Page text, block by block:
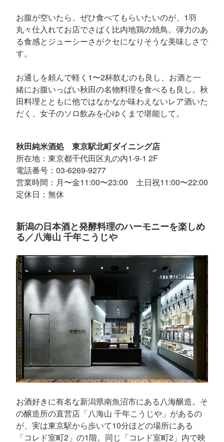
お腹が空いたら、ぜひ食べてもらいたいのが、1羽
丸々仕入れてお店でさばく比内地鶏の焼鳥。弾力のあ
る食感とジューシーさがクセになりそうな美味しさで
す。
お通しを頼んで軽く1〜2杯飲むのも良し、お酒と一
緒にお腹いっぱい秋田の名物料理を食べるも良し。秋
田料理とともに他ではなかなか味わえないレア酒いた
だく、女子のソロ飲みを心ゆくまで堪能して。
秋田純米酒処 東京駅北町ダイニング店
所在地：東京都千代田区丸の内1-9-1 2F
電話番号：03-6269-9277
営業時間：月〜金11:00〜23:00 土日祝11:00〜22:00
定休日：無休
新潟の日本酒と発酵料理のハーモニーを楽しめ
る／八海山 千年こうじや
お酒好きに有名な新潟県南魚沼市にある八海醸造。そ
の醸造所の直営店「八海山 千年こうじや」があるの
が、実は東京駅から歩いて10分ほどの場所にある
「コレド室町2」の1階。同じ「コレド室町2」内で映